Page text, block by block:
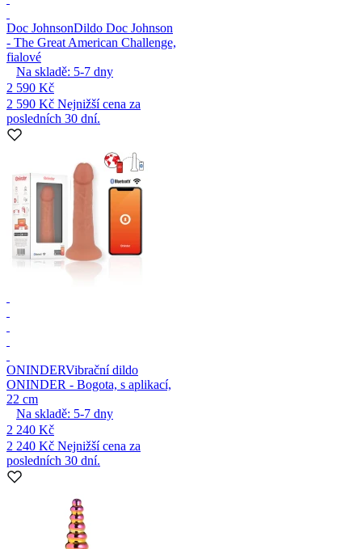
Doc JohnsonDildo Doc Johnson
- The Great American Challenge,
fialové
Na skladě: 5-7 dny
2 590 Kč
2 590 Kč Nejnižší cena za
posledních 30 dní.
ONINDERVibrační dildo
ONINDER - Bogota, s aplikací,
22 cm
Na skladě: 5-7 dny
2 240 Kč
2 240 Kč Nejnižší cena za
posledních 30 dní.